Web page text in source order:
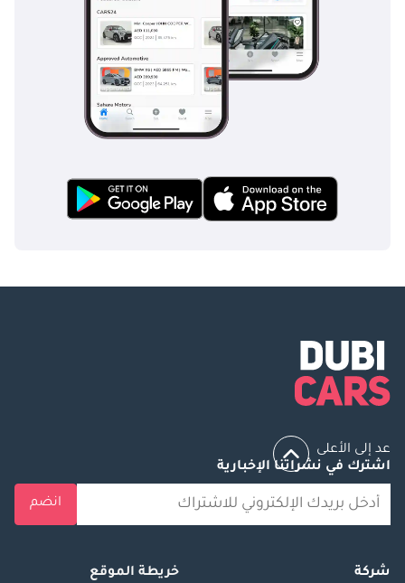
عد إلى الأعلى
اشترك في نشراتنا الإخبارية
انضم
شركة
خريطة الموقع